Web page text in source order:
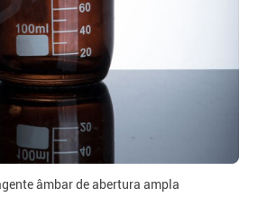
âmbar de abertura ampla